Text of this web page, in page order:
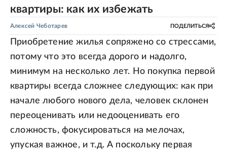
квартиры: как их избежать
Алексей Чеботарев ПОДЕЛИТЬСЯ
Приобретение жилья сопряжено со стрессами,
потому что это всегда дорого и надолго,
минимум на несколько лет. Но покупка первой
квартиры всегда сложнее следующих: как при
начале любого нового дела, человек склонен
переоценивать или недооценивать его
сложность, фокусироваться на мелочах,
упуская важное, и т.д. А поскольку первая